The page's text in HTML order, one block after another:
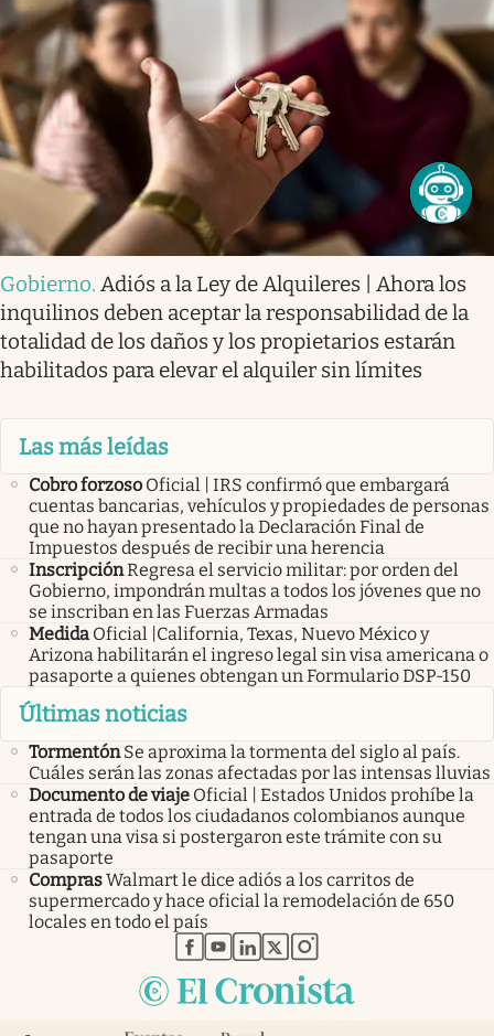
Gobierno. Adiós a la Ley de Alquileres | Ahora los
inquilinos deben aceptar la responsabilidad de la
totalidad de los daños y los propietarios estarán
habilitados para elevar el alquiler sin límites
Las más leídas
Cobro forzoso Oficial | IRS confirmó que embargará
cuentas bancarias, vehículos y propiedades de personas
que no hayan presentado la Declaración Final de
Impuestos después de recibir una herencia
InscripciónRegresa el servicio militar: por orden del
Gobierno, impondrán multas a todos los jóvenes que no
se inscriban en las Fuerzas Armadas
Medida Oficial |California, Texas, Nuevo México y
Arizona habilitarán el ingreso legal sin visa americana o
pasaporte a quienes obtengan un Formulario DSP-150
Últimas noticias
Tormentón Se aproxima la tormenta del siglo al país.
Cuáles serán las zonas afectadas por las intensas lluvias
Documento de viaje Oficial | Estados Unidos prohíbe la
entrada de todos los ciudadanos colombianos aunque
tengan una visa si postergaron este trámite con su
pasaporte
ComprasWalmart le dice adiós a los carritos de
supermercado y hace oficial la remodelación de 650
locales en todo el país
abre en nueva pestaña
abre en nueva pestaña
abre en nueva pestaña
abre en nueva pestaña
abre en nueva pestaña